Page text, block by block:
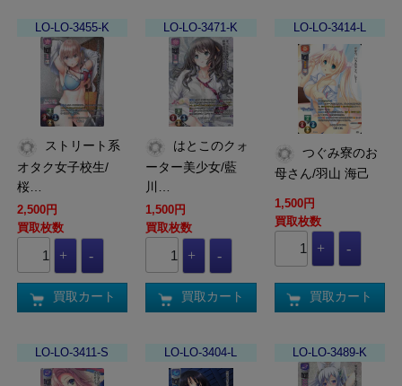
LO-LO-3455-K
オタク女子校生/
桜…
2,500円
買取枚数
買取カート
LO-LO-3471-K
ーター美少女/藍
川…
1,500円
買取枚数
買取カート
LO-LO-3414-L
母さん/羽山 海己
1,500円
買取枚数
買取カート
LO-LO-3411-S LO-LO-3404-L LO-LO-3489-K